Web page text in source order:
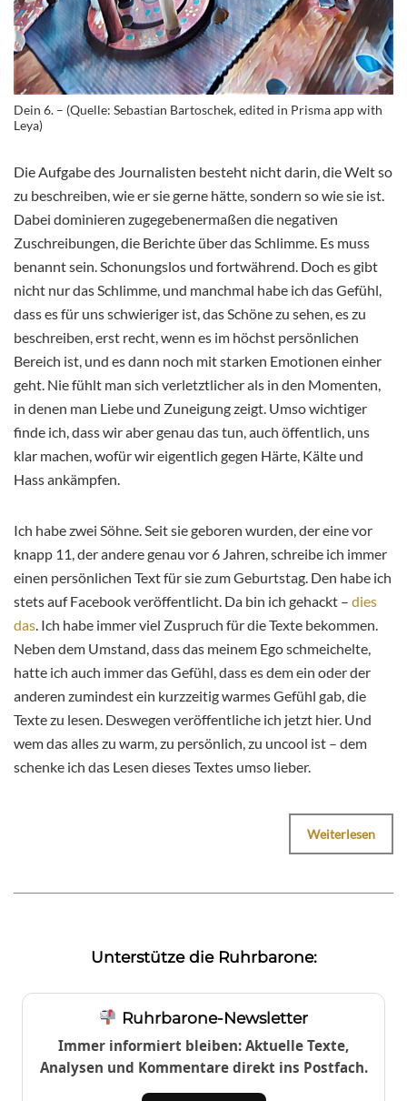
Dein 6. – (Quelle: Sebastian Bartoschek, edited in Prisma app with
Leya)
Die Aufgabe des Journalisten besteht nicht darin, die Welt so
zu beschreiben, wie er sie gerne hätte, sondern so wie sie ist.
Dabei dominieren zugegebenermaßen die negativen
Zuschreibungen, die Berichte über das Schlimme. Es muss
benannt sein. Schonungslos und fortwährend. Doch es gibt
nicht nur das Schlimme, und manchmal habe ich das Gefühl,
dass es für uns schwieriger ist, das Schöne zu sehen, es zu
beschreiben, erst recht, wenn es im höchst persönlichen
Bereich ist, und es dann noch mit starken Emotionen einher
geht. Nie fühlt man sich verletztlicher als in den Momenten,
in denen man Liebe und Zuneigung zeigt. Umso wichtiger
finde ich, dass wir aber genau das tun, auch öffentlich, uns
klar machen, wofür wir eigentlich gegen Härte, Kälte und
Hass ankämpfen.
Ich habe zwei Söhne. Seit sie geboren wurden, der eine vor
knapp 11, der andere genau vor 6 Jahren, schreibe ich immer
einen persönlichen Text für sie zum Geburtstag. Den habe ich
stets auf Facebook veröffentlicht. Da bin ich gehackt – dies
das. Ich habe immer viel Zuspruch für die Texte bekommen.
Neben dem Umstand, dass das meinem Ego schmeichelte,
hatte ich auch immer das Gefühl, dass es dem ein oder der
anderen zumindest ein kurzzeitig warmes Gefühl gab, die
Texte zu lesen. Deswegen veröffentliche ich jetzt hier. Und
wem das alles zu warm, zu persönlich, zu uncool ist – dem
schenke ich das Lesen dieses Textes umso lieber.
Weiterlesen
Unterstütze die Ruhrbarone:
Ruhrbarone-Newsletter
Immer informiert bleiben: Aktuelle Texte,
Analysen und Kommentare direkt ins Postfach.